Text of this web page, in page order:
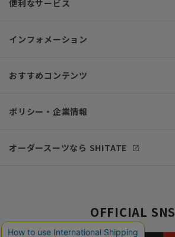
便利なサービス
インフォメーション
おすすめコンテンツ
ポリシー・企業情報
オーダースーツなら SHITATE
OFFICIAL SNS